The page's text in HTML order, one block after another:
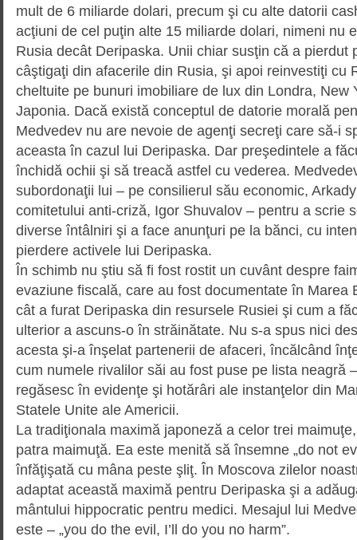
mult de 6 miliarde dolari, precum şi cu alte datorii
acţiuni de cel puţin alte 15 miliarde do­lari, nimeni nu
Rusia decât Deripaska. Unii chiar susţin că a pierdut
câştigaţi din afacerile din Rusia, şi apoi reinvestiţi cu
cheltuite pe bunuri imobiliare de lux din Londra, New
Japonia. Dacă există conceptul de datorie morală
Medvedev nu are nevoie de agenţi secreţi care să-i
aceasta în cazul lui Deripaska. Dar preşedintele a
închidă ochii şi să treacă astfel cu vederea.
subordonaţii lui – pe consilierul său economic,
comitetului anti-criză, Igor Shu­valov – pentru a scrie
diverse întâlniri şi a face anunţuri pe la bănci, cu
pierdere activele lui Deripaska.
În schimb nu ştiu să fi fost rostit un cuvânt despre
evaziune fiscală, care au fost docu­men­tate în Marea
cât a furat Deripaska din resur­sele Rusiei şi cum a
ulterior a ascuns-o în străinătate. Nu s-a spus nici
acesta şi-a înşelat partenerii de afaceri, încălcând
cum numele rivalilor săi au fost puse pe lista neagră
regăsesc în evidenţe şi hotărâri ale instanţelor din
Statele Unite ale Americii.
La tradiţionala maximă japoneză a celor trei
patra maimuţă. Ea este menită să însemne „do not
înfăţişată cu mâna peste şliţ. În Moscova zilelor
adaptat această maximă pentru Deripaska şi a
mântului hippocratic pentru medici. Mesajul lui
este – „you do the evil, I’ll do you no harm”.